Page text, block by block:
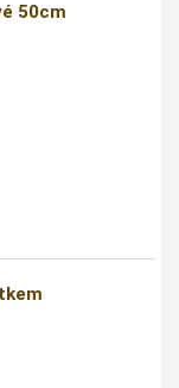
50cm